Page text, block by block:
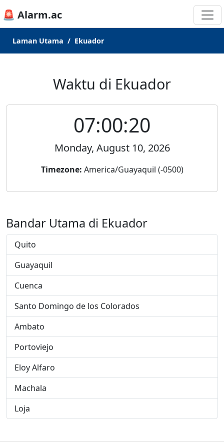
🚨 Alarm.ac
Laman Utama Ekuador
Waktu di Ekuador
07:00:20
Monday, August 10, 2026
Timezone: America/Guayaquil (-0500)
Bandar Utama di Ekuador
Quito
Guayaquil
Cuenca
Santo Domingo de los Colorados
Ambato
Portoviejo
Eloy Alfaro
Machala
Loja